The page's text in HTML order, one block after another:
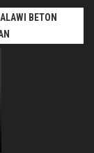
BETON